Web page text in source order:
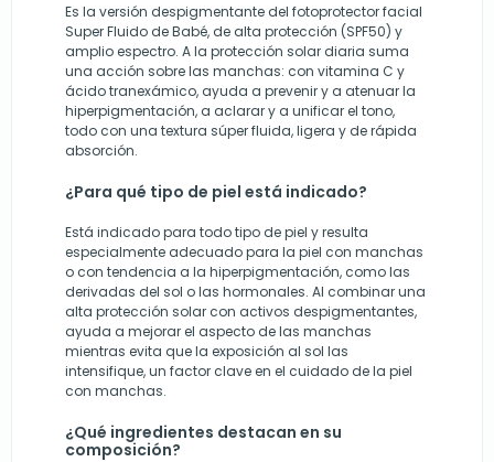
Es la versión despigmentante del fotoprotector facial
Super Fluido de Babé, de alta protección (SPF50) y
amplio espectro. A la protección solar diaria suma
una acción sobre las manchas: con vitamina C y
ácido tranexámico, ayuda a prevenir y a atenuar la
hiperpigmentación, a aclarar y a unificar el tono,
todo con una textura súper fluida, ligera y de rápida
absorción.
¿Para qué tipo de piel está indicado?
Está indicado para todo tipo de piel y resulta
especialmente adecuado para la piel con manchas
o con tendencia a la hiperpigmentación, como las
derivadas del sol o las hormonales. Al combinar una
alta protección solar con activos despigmentantes,
ayuda a mejorar el aspecto de las manchas
mientras evita que la exposición al sol las
intensifique, un factor clave en el cuidado de la piel
con manchas.
¿Qué ingredientes destacan en su
composición?